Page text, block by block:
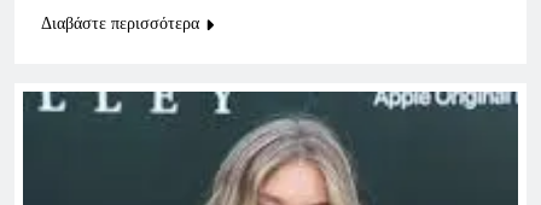
Διαβάστε περισσότερα